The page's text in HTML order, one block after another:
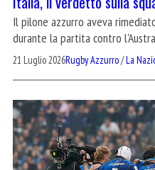
Il pilone azzurro aveva
durante la partita contro
21 Luglio 2026Rugby Azzurro/La